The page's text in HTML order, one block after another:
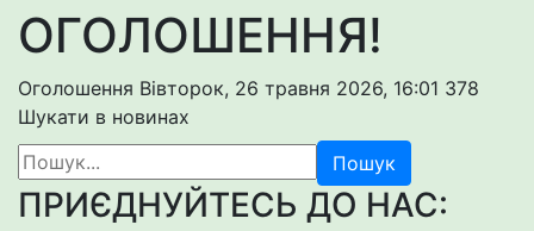
ОГОЛОШЕННЯ!
Оголошення Вівторок, 26 травня 2026, 16:01 378
Шукати в новинах
Пошук
ПРИЄДНУЙТЕСЬ ДО НАС: